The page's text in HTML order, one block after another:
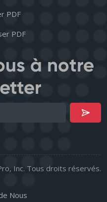
PDF
PDF
à notre
Inc. Tous droits réservés.
Nous